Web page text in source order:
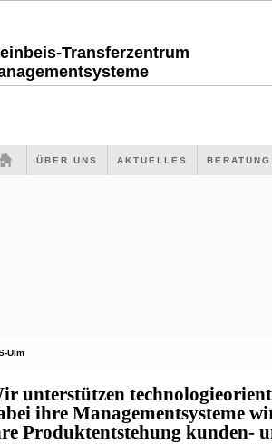
Transferzentrum
ÜBER UNS AKTUELLES
Ulm
unterstützen
ihre Managementsysteme
Produktentstehung kunden-